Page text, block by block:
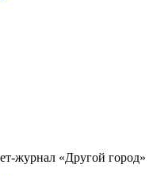
журнал «Другой город»